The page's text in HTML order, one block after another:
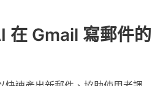
在 Gmail 寫郵件的